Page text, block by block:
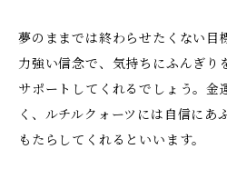
夢のままでは終わらせたくない目
力強い信念で、気持ちにふんぎり
サポートしてくれるでしょう。金
く、ルチルクォーツには自信にあ
もたらしてくれるといいます。